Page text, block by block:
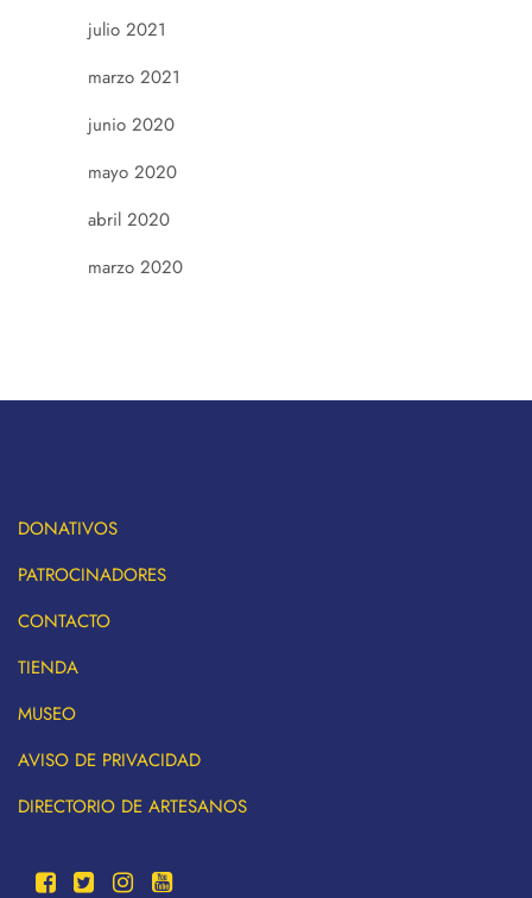
julio 2021
marzo 2021
junio 2020
mayo 2020
abril 2020
marzo 2020
DONATIVOS
PATROCINADORES
CONTACTO
TIENDA
MUSEO
AVISO DE PRIVACIDAD
DIRECTORIO DE ARTESANOS